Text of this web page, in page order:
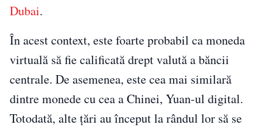
Dubai.
În acest context, este foarte probabil ca moneda
virtuală să fie calificată drept valută a băncii
centrale. De asemenea, este cea mai similară
dintre monede cu cea a Chinei, Yuan-ul digital.
Totodată, alte țări au început la rândul lor să se